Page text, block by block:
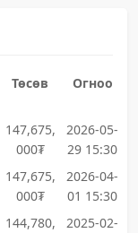
Төсөв Огноо
147,675,
000₮
2026-05-
29 15:30
147,675,
000₮
2026-04-
01 15:30
144,780,
2025-02-